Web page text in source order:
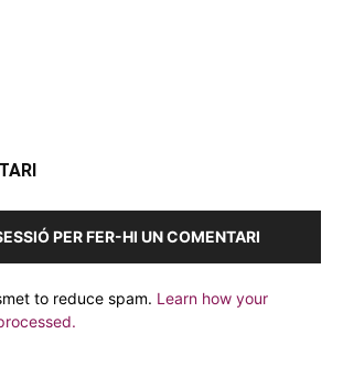
PER FER-HI UN COMENTARI
to reduce spam. Learn how your